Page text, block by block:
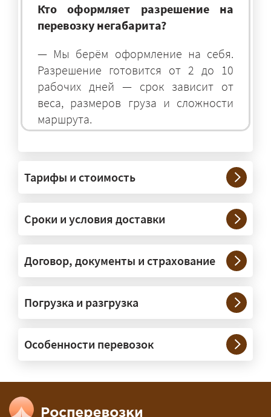
Кто оформляет разрешение на
перевозку негабарита?
— Мы берём оформление на себя.
Разрешение готовится от 2 до 10
рабочих дней — срок зависит от
веса, размеров груза и сложности
маршрута.
— На тралах и низкорамниках —
платформах, рассчитанных на
крупногабаритную технику и
конструкции. Транспорт подбираем
под конкретные размеры и вес груза.
сопровождение?
организуем. Потребность в машинах
прикрытия зависит от габаритов
груза и маршрута; это определяется
Тарифы и стоимость
Сроки и условия доставки
Договор, документы и страхование
Погрузка и разгрузка
Особенности перевозок